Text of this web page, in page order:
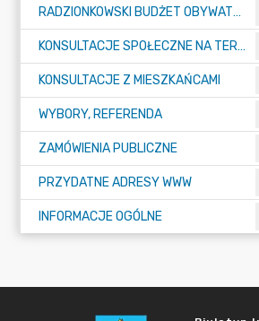
RADZIONKOWSKI BUDŻET OBYWATELSKI
KONSULTACJE SPOŁECZNE NA TERENIE MIASTA RADZIONKÓW
KONSULTACJE Z MIESZKAŃCAMI
WYBORY, REFERENDA
ZAMÓWIENIA PUBLICZNE
PRZYDATNE ADRESY WWW
INFORMACJE OGÓLNE